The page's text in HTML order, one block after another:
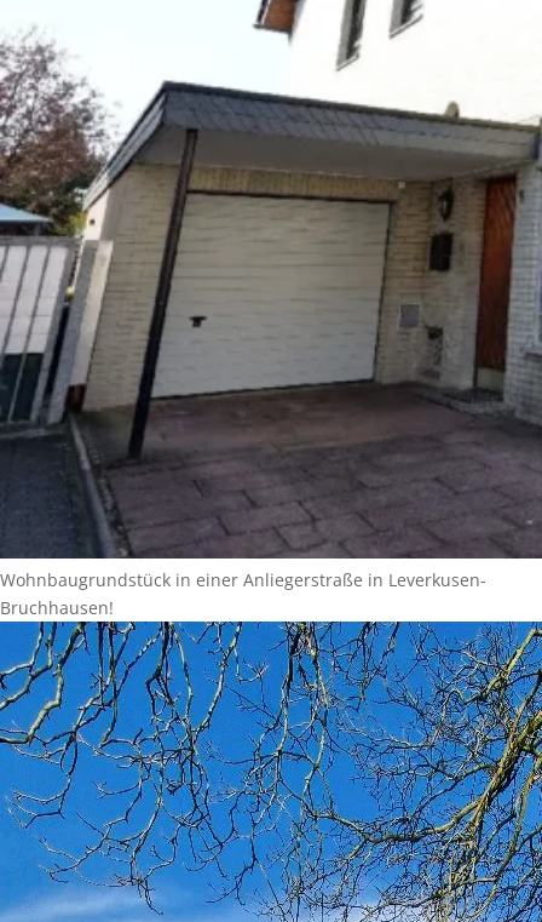
Wohnbaugrundstück in einer Anliegerstraße in Leverkusen-
Bruchhausen!